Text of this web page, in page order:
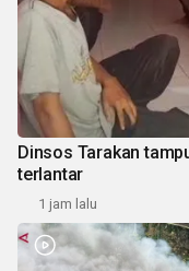
Dinsos Tarakan
terlantar
1 jam lalu